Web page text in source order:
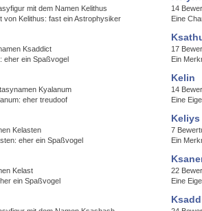
mit dem Namen Kelithus
von Kelithus: fast ein Astrophysiker
14
Eine
Ksaddict
eher ein Spaßvogel
17
Ein
Kyalanum
eher treudoof
Kelin
14
Eine
Kelasten
eher ein Spaßvogel
Keliys
7
Ein
Kelast
ein Spaßvogel
22
Eine